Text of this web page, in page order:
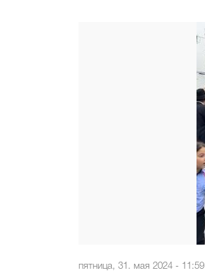
пятница, 31. мая 2024 - 11:59